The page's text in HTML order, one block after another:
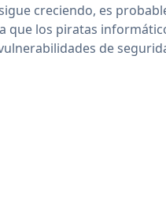
creciendo, es
que los piratas
de